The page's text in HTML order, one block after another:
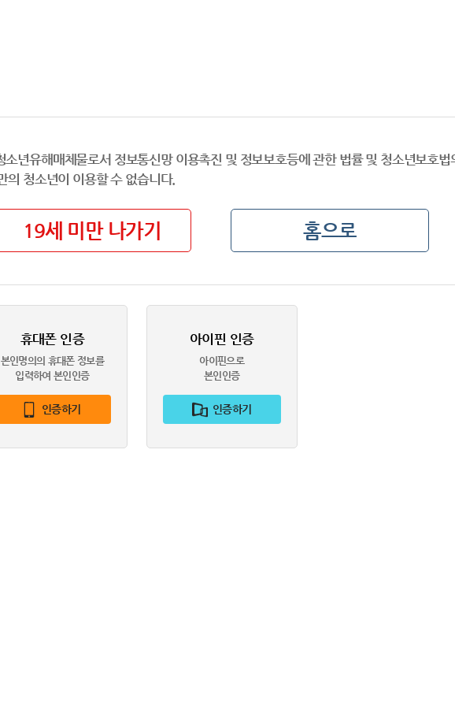
소년유해매체물로서 정보통신망 이용촉진 및 정보보호등에 관한 법률 및 청소년보호법
의 청소년이 이용할 수 없습니다.
19세 미만 나가기 홈으로
휴대폰 인증
본인명의의 휴대폰 정보를
입력하여 본인인증
인증하기
아이핀 인증
아이핀으로
본인인증
인증하기